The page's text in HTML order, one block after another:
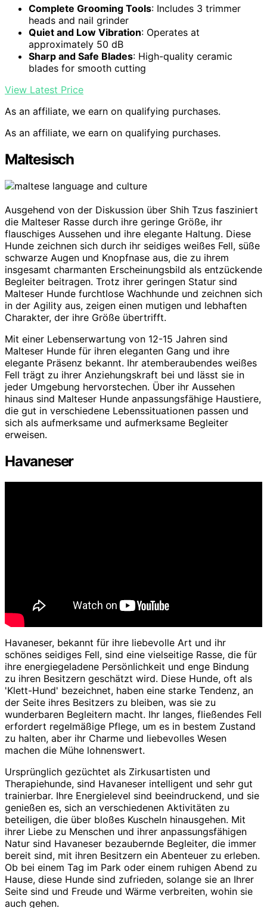
Complete Grooming Tools: Includes 3 trimmer
heads and nail grinder
Quiet and Low Vibration: Operates at
approximately 50 dB
Sharp and Safe Blades: High-quality ceramic
blades for smooth cutting
View Latest Price
As an affiliate, we earn on qualifying purchases.
As an affiliate, we earn on qualifying purchases.
Maltesisch
Ausgehend von der Diskussion über Shih Tzus fasziniert
die Malteser Rasse durch ihre geringe Größe, ihr
flauschiges Aussehen und ihre elegante Haltung. Diese
Hunde zeichnen sich durch ihr seidiges weißes Fell, süße
schwarze Augen und Knopfnase aus, die zu ihrem
insgesamt charmanten Erscheinungsbild als entzückende
Begleiter beitragen. Trotz ihrer geringen Statur sind
Malteser Hunde furchtlose Wachhunde und zeichnen sich
in der Agility aus, zeigen einen mutigen und lebhaften
Charakter, der ihre Größe übertrifft.
Mit einer Lebenserwartung von 12-15 Jahren sind
Malteser Hunde für ihren eleganten Gang und ihre
elegante Präsenz bekannt. Ihr atemberaubendes weißes
Fell trägt zu ihrer Anziehungskraft bei und lässt sie in
jeder Umgebung hervorstechen. Über ihr Aussehen
hinaus sind Malteser Hunde anpassungsfähige Haustiere,
die gut in verschiedene Lebenssituationen passen und
sich als aufmerksame und aufmerksame Begleiter
erweisen.
Havaneser
Havaneser, bekannt für ihre liebevolle Art und ihr
schönes seidiges Fell, sind eine vielseitige Rasse, die für
ihre energiegeladene Persönlichkeit und enge Bindung
zu ihren Besitzern geschätzt wird. Diese Hunde, oft als
'Klett-Hund' bezeichnet, haben eine starke Tendenz, an
der Seite ihres Besitzers zu bleiben, was sie zu
wunderbaren Begleitern macht. Ihr langes, fließendes Fell
erfordert regelmäßige Pflege, um es in bestem Zustand
zu halten, aber ihr Charme und liebevolles Wesen
machen die Mühe lohnenswert.
Ursprünglich gezüchtet als Zirkusartisten und
Therapiehunde, sind Havaneser intelligent und sehr gut
trainierbar. Ihre Energielevel sind beeindruckend, und sie
genießen es, sich an verschiedenen Aktivitäten zu
beteiligen, die über bloßes Kuscheln hinausgehen. Mit
ihrer Liebe zu Menschen und ihrer anpassungsfähigen
Natur sind Havaneser bezaubernde Begleiter, die immer
bereit sind, mit ihren Besitzern ein Abenteuer zu erleben.
Ob bei einem Tag im Park oder einem ruhigen Abend zu
Hause, diese Hunde sind zufrieden, solange sie an Ihrer
Seite sind und Freude und Wärme verbreiten, wohin sie
auch gehen.